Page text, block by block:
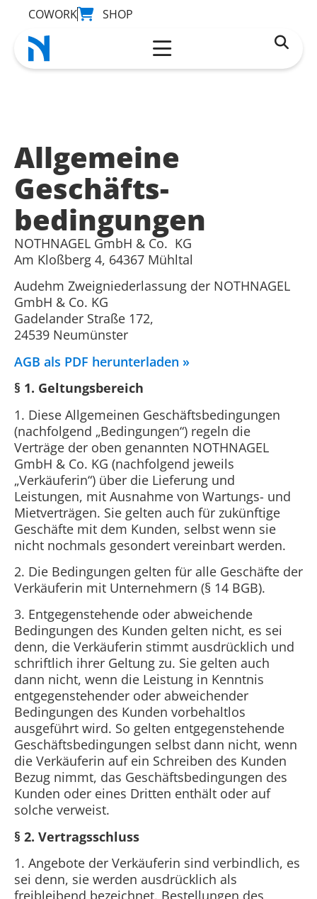
COWORK SHOP
Allgemeine
Geschäfts­
bedingungen
NOTHNAGEL GmbH & Co. KG
Am Kloßberg 4, 64367 Mühltal
Audehm Zweigniederlassung der NOTHNAGEL
GmbH & Co. KG
Gadelander Straße 172,
24539 Neumünster
AGB als PDF herunterladen »
§ 1. Geltungsbereich
1. Diese Allgemeinen Geschäftsbedingungen
(nachfolgend „Bedingungen“) regeln die
Verträge der oben genannten NOTHNAGEL
GmbH & Co. KG (nachfolgend jeweils
„Verkäuferin“) über die Lieferung und
Leistungen, mit Ausnahme von Wartungs- und
Mietverträgen. Sie gelten auch für zukünftige
Geschäfte mit dem Kunden, selbst wenn sie
nicht nochmals gesondert vereinbart werden.
2. Die Bedingungen gelten für alle Geschäfte der
Verkäuferin mit Unternehmern (§ 14 BGB).
3. Entgegenstehende oder abweichende
Bedingungen des Kunden gelten nicht, es sei
denn, die Verkäuferin stimmt ausdrücklich und
schriftlich ihrer Geltung zu. Sie gelten auch
dann nicht, wenn die Leistung in Kenntnis
entgegenstehender oder abweichender
Bedingungen des Kunden vorbehaltlos
ausgeführt wird. So gelten entgegenstehende
Geschäftsbedingungen selbst dann nicht, wenn
die Verkäuferin auf ein Schreiben des Kunden
Bezug nimmt, das Geschäftsbedingungen des
Kunden oder eines Dritten enthält oder auf
solche verweist.
§ 2. Vertragsschluss
1. Angebote der Verkäuferin sind verbindlich, es
sei denn, sie werden ausdrücklich als
freibleibend bezeichnet. Bestellungen des